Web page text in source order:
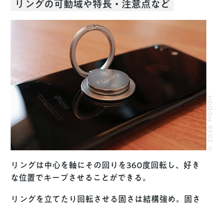
リングの可動域や特長・注意点など
リングは中心を軸にその回りを360度回転し、好き
な位置でキープさせることができる。
リングを立てたり回転させる固さは結構強め。固さ
© 2026 MOOOII.